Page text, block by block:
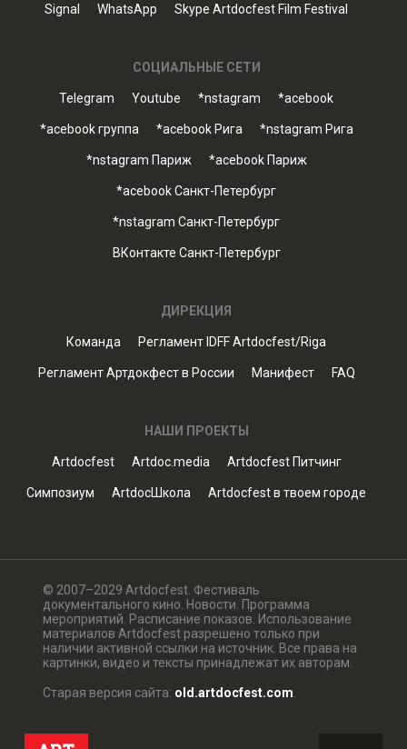
Signal WhatsApp Skype Artdocfest Film Festival
СОЦИАЛЬНЫЕ СЕТИ
Telegram Youtube *nstagram *acebook
*acebook группа *acebook Рига *nstagram Рига
*nstagram Париж *acebook Париж
*acebook Санкт-Петербург
*nstagram Санкт-Петербург
ВКонтакте Санкт-Петербург
ДИРЕКЦИЯ
Команда Регламент IDFF Artdocfest/Riga
Регламент Артдокфест в России Манифест FAQ
НАШИ ПРОЕКТЫ
Artdocfest Artdoc.media Artdocfest Питчинг
Симпозиум ArtdocШкола Artdocfest в твоем городе
© 2007–2029 Artdocfest. Фестиваль
документального кино. Новости. Программа
мероприятий. Расписание показов. Использование
материалов Artdocfest разрешено только при
наличии активной ссылки на источник. Все права на
картинки, видео и тексты принадлежат их авторам.
Старая версия сайта: old.artdocfest.com